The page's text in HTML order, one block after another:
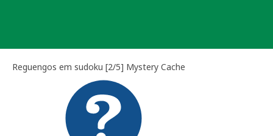
Reguengos em sudoku [2/5] Mystery Cache